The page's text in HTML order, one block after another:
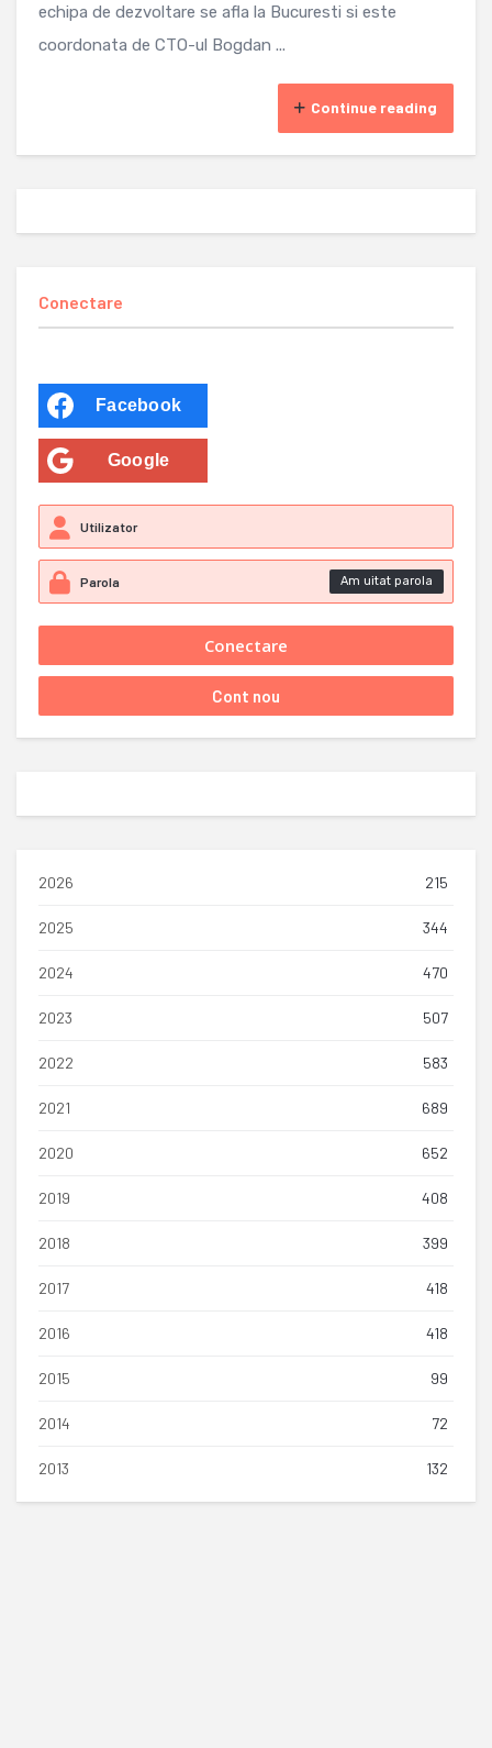
echipa de dezvoltare se afla la Bucuresti si este
coordonata de CTO-ul Bogdan ...
Continue reading
Conectare
Facebook
Google
Am uitat parola
2026 215
2025 344
2024 470
2023 507
2022 583
2021 689
2020 652
2019 408
2018 399
2017 418
2016 418
2015 99
2014 72
2013 132